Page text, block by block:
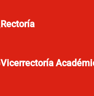
Rectoría
Vicerrectoría